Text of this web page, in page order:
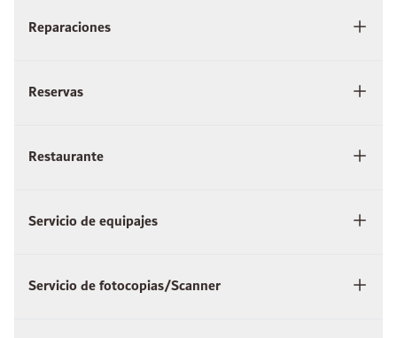
Reparaciones
Reservas
Restaurante
Servicio de equipajes
Servicio de fotocopias/Scanner